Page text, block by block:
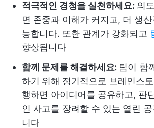
적극적인 경청을 실천하세요: 의
면 존중과 이해가 커지고, 더 생
능합니다. 또한 관계가 강화되고
향상됩니다
함께 문제를 해결하세요: 팀이 함
하기 위해 정기적으로 브레인스
행하면 아이디어를 공유하고, 판
인 사고를 장려할 수 있는 열린
니다